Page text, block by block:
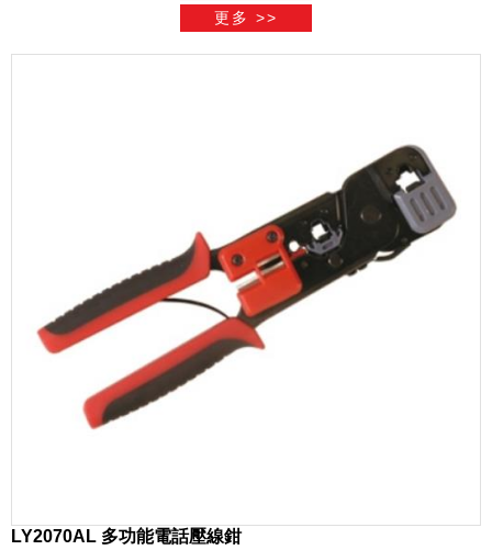
LY2070AL 多功能電話壓線鉗